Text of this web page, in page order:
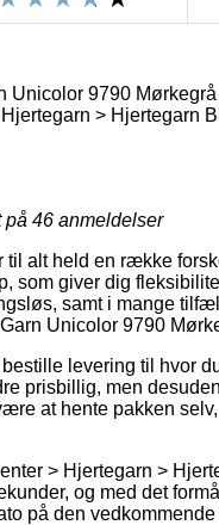
Unicolor 9790 Mørkegrå
> Hjertegarn
på 46 anmeldelser
alt held en række
som giver dig
samt i mange
Unicolor 9790
levering til hvor
prisbillig, men
at hente pakken
> Hjertegarn >
og med det
på den vedkommende